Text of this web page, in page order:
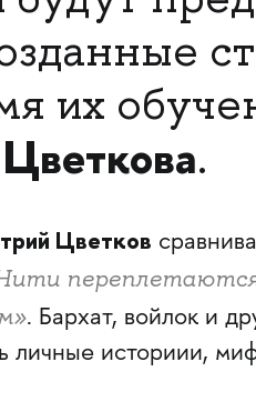
их
.
Цветков
. Бархат, войлок и
личные историии,